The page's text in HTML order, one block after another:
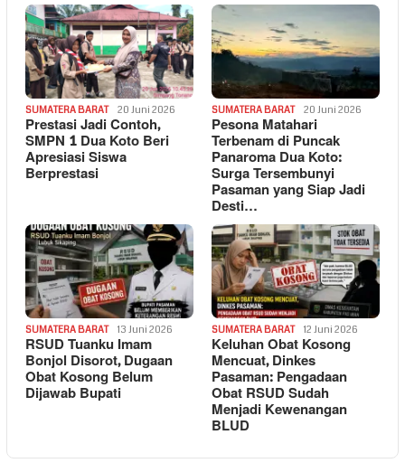
SUMATERA BARAT 20 Juni 2026
Prestasi Jadi Contoh,
SMPN 1 Dua Koto Beri
Apresiasi Siswa
Berprestasi
SUMATERA BARAT 20 Juni 2026
Pesona Matahari
Terbenam di Puncak
Panaroma Dua Koto:
Surga Tersembunyi
Pasaman yang Siap Jadi
Desti…
SUMATERA BARAT 13 Juni 2026
RSUD Tuanku Imam
Bonjol Disorot, Dugaan
Obat Kosong Belum
Dijawab Bupati
SUMATERA BARAT 12 Juni 2026
Keluhan Obat Kosong
Mencuat, Dinkes
Pasaman: Pengadaan
Obat RSUD Sudah
Menjadi Kewenangan
BLUD